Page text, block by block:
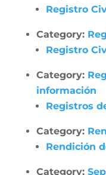
Registro
Category:
Registro
Category:
información
Registros
Category:
Rendición
Category: